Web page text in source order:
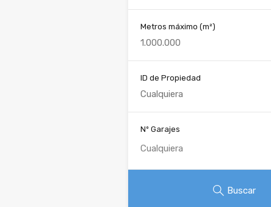
Metros máximo (m²)
ID de Propiedad
Nº Garajes
Cualquiera
Buscar